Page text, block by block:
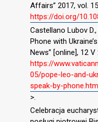
Affairs” 2017, vol.
https://doi.org/
Castellano Lubov
Phone with
News” [online], 12
https://
05/pope-leo-and-
speak-by-
>.
Celebracja